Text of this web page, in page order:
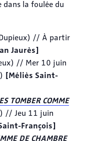
dans la foulée du
// À partir
Jaurès]
// Mer 10 juin
[Méliès Saint-
TOMBER COMME
// Jeu 11 juin
François]
DE CHAMBRE